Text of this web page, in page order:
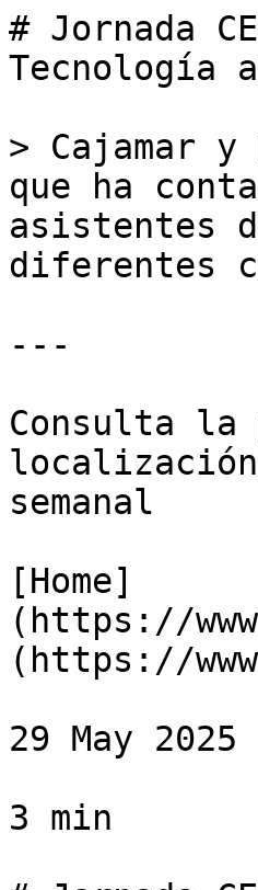
# Jornada
Tecnología
> Cajamar
que ha
asistentes
diferentes
---
Consulta
semanal
[Home]
(https://
(https://
29 May 2025
3 min